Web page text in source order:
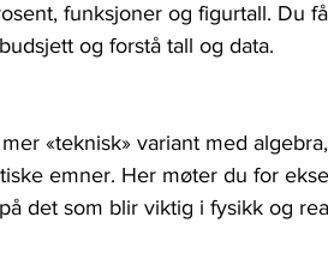
funksjoner og figurtall. Du
og forstå tall og data.
«teknisk» variant med
emner. Her møter du for
det som blir viktig i fysikk og